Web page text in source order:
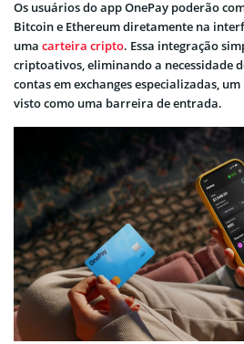
Os usuários do app OnePay poderão
Bitcoin e Ethereum diretamente na
uma carteira cripto. Essa integração
criptoativos, eliminando a necessidade
contas em exchanges especializadas,
visto como uma barreira de entrada.